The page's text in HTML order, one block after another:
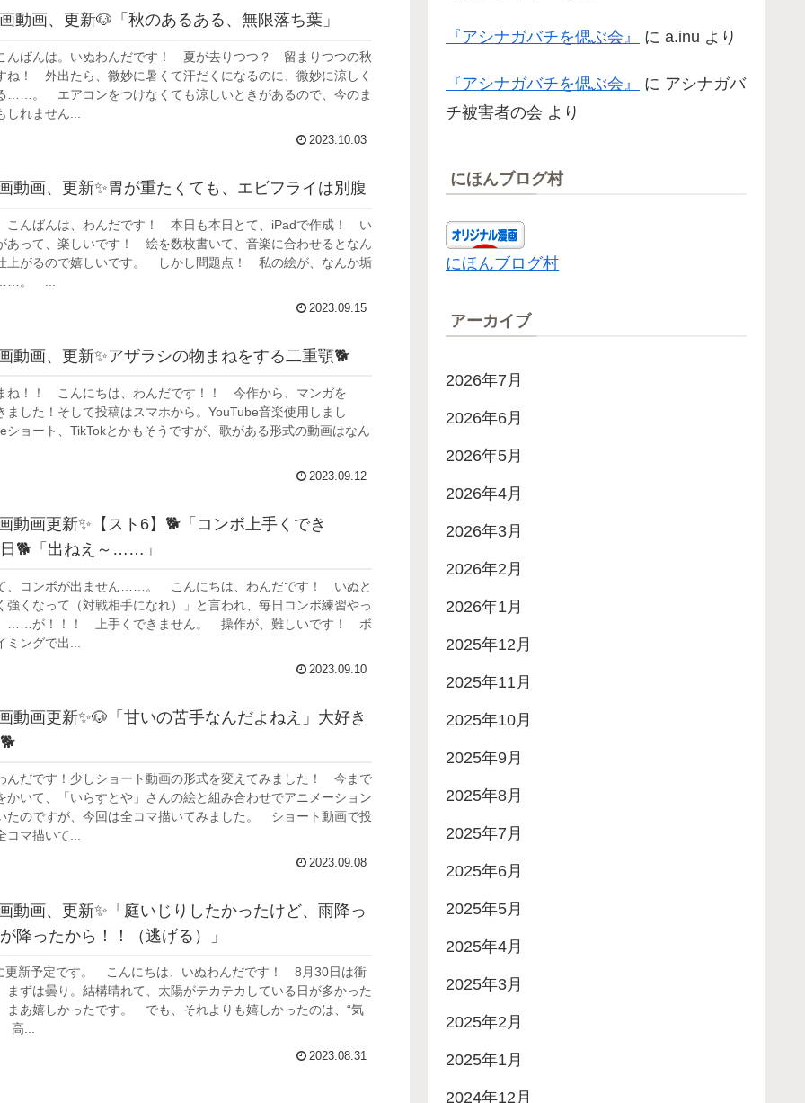
動画、更新🐶「秋のあるある、無限落ち葉」
んばんは。いぬわんだです！ 夏が去りつつ？ 留まりつつの秋
ね！ 外出たら、微妙に暑くて汗だくになるのに、微妙に涼しく
……。 エアコンをつけなくても涼しいときがあるので、今のま
れません...
2023.10.03
動画、更新✨胃が重たくても、エビフライは別腹
んばんは、わんだです！ 本日も本日とて、iPadで作成！ い
あって、楽しいです！ 絵を数枚書いて、音楽に合わせるとなん
上がるので嬉しいです。 しかし問題点！ 私の絵が、なんか垢
。 ...
2023.09.15
動画、更新✨アザラシの物まねをする二重顎🐕
ね！！ こんにちは、わんだです！！ 今作から、マンガを
ました！そして投稿はスマホから。YouTube音楽使用しまし
ョート、TikTokとかもそうですが、歌がある形式の動画はなん
2023.09.12
動画更新✨【スト6】🐕「コンボ上手くでき
🐕「出ねえ～……」
、コンボが出ません……。 こんにちは、わんだです！ いぬと
強くなって（対戦相手になれ）」と言われ、毎日コンボ練習やっ
が！！！ 上手くできません。 操作が、難しいです！ ボ
ングで出...
2023.09.10
動画更新✨🐶「甘いの苦手なんだよねえ」大好き
んだです！少しショート動画の形式を変えてみました！ 今まで
かいて、「いらすとや」さんの絵と組み合わせでアニメーション
たのですが、今回は全コマ描いてみました。 ショート動画で投
コマ描いて...
2023.09.08
動画、更新✨「庭いじりしたかったけど、雨降っ
降ったから！！（逃げる）」
更新予定です。 こんにちは、いぬわんだです！ 8月30日は衝
ずは曇り。結構晴れて、太陽がテカテカしている日が多かった
あ嬉しかったです。 でも、それよりも嬉しかったのは、“気
高...
2023.08.31
『アシナガバチを偲ぶ会』 に a.inu より
『アシナガバチを偲ぶ会』 に アシナガバ
チ被害者の会 より
にほんブログ村
にほんブログ村
アーカイブ
2026年7月
2026年6月
2026年5月
2026年4月
2026年3月
2026年2月
2026年1月
2025年12月
2025年11月
2025年10月
2025年9月
2025年8月
2025年7月
2025年6月
2025年5月
2025年4月
2025年3月
2025年2月
2025年1月
2024年12月